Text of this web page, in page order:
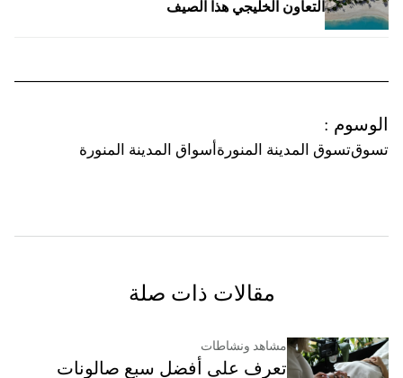
التعاون الخليجي هذا الصيف
الوسوم :
تسوقتسوق المدينة المنورة أسواق المدينة المنورة
مقالات ذات صلة
مشاهد ونشاطات
تعرف على أفضل سبع صالونات